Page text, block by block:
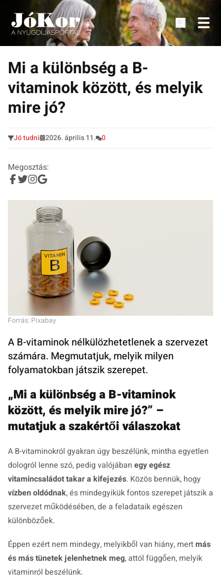
Tovább
tartalomra
Tudnivalók, érdekességek idősek számára.
Mi a különbség a B-
vitaminok között, és melyik
mire jó?
Jó tudni 2026. április 11. 0
Megosztás:
Forrás: Pixabay
A B-vitaminok nélkülözhetetlenek a szervezet
számára. Megmutatjuk, melyik milyen
folyamatokban játszik szerepet.
„Mi a különbség a B-vitaminok
között, és melyik mire jó?” –
mutatjuk a szakértői válaszokat
A B-vitaminokról gyakran úgy beszélünk, mintha egyetlen
dologról lenne szó, pedig valójában egy egész
vitamincsaládot takar a kifejezés. Közös bennük, hogy
vízben oldódnak, és mindegyikük fontos szerepet játszik a
szervezet működésében, de a feladataik egészen
különbözőek.
Éppen ezért nem mindegy, melyikből van hiány, mertmás
és más tünetek jelenhetnek meg, attól függően, melyik
vitaminról beszélünk.